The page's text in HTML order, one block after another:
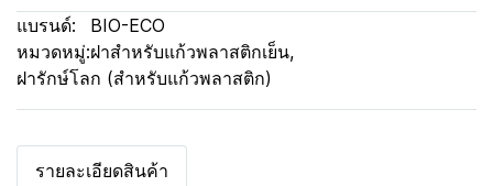
แบรนด์:
BIO-ECO
หมวดหมู่:ฝาสำหรับแก้วพลาสติกเย็น,
ฝารักษ์โลก (สำหรับแก้วพลาสติก)
รายละเอียดสินค้า